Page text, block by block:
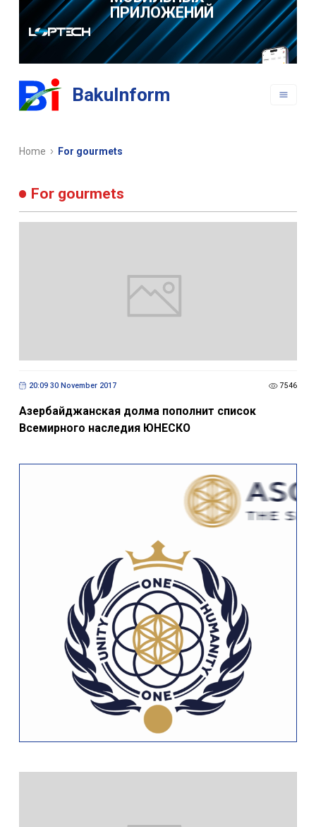
РАЗРАБОТКА
ВЕБ САЙТОВ
РАЗРАБОТКА
BakuInform
Home For gourmets
For gourmets
20:09 30 November 2017 7546
Азербайджанская долма пополнит список
Всемирного наследия ЮНЕСКО